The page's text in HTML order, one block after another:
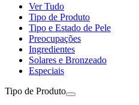
Ver Tudo
Tipo de Produto
Tipo e Estado de Pele
Preocupações
Ingredientes
Solares e Bronzeado
Especiais
Tipo de Produto